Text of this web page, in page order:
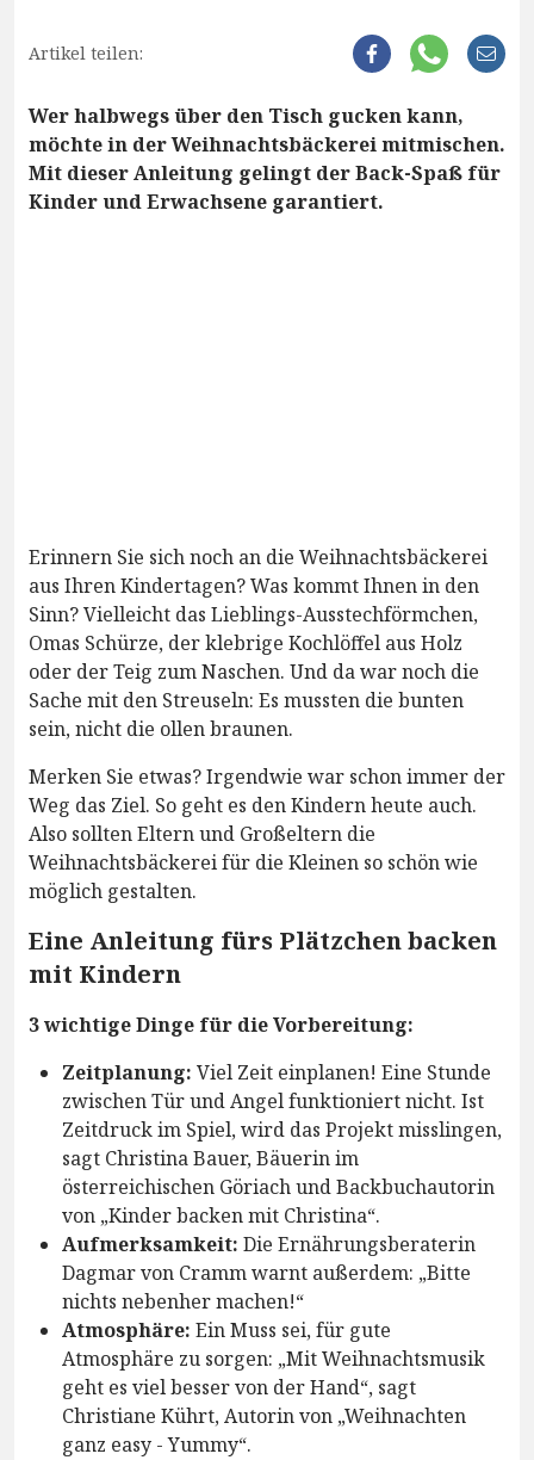
Artikel teilen:
Wer halbwegs über den Tisch gucken kann,
möchte in der Weihnachtsbäckerei mitmischen.
Mit dieser Anleitung gelingt der Back-Spaß für
Kinder und Erwachsene garantiert.
Erinnern Sie sich noch an die Weihnachtsbäckerei
aus Ihren Kindertagen? Was kommt Ihnen in den
Sinn? Vielleicht das Lieblings-Ausstechförmchen,
Omas Schürze, der klebrige Kochlöffel aus Holz
oder der Teig zum Naschen. Und da war noch die
Sache mit den Streuseln: Es mussten die bunten
sein, nicht die ollen braunen.
Merken Sie etwas? Irgendwie war schon immer der
Weg das Ziel. So geht es den Kindern heute auch.
Also sollten Eltern und Großeltern die
Weihnachtsbäckerei für die Kleinen so schön wie
möglich gestalten.
Eine Anleitung fürs Plätzchen backen
mit Kindern
3 wichtige Dinge für die Vorbereitung:
Zeitplanung: Viel Zeit einplanen! Eine Stunde
zwischen Tür und Angel funktioniert nicht. Ist
Zeitdruck im Spiel, wird das Projekt misslingen,
sagt Christina Bauer, Bäuerin im
österreichischen Göriach und Backbuchautorin
von „Kinder backen mit Christina“.
Aufmerksamkeit: Die Ernährungsberaterin
Dagmar von Cramm warnt außerdem: „Bitte
nichts nebenher machen!“
Atmosphäre: Ein Muss sei, für gute
Atmosphäre zu sorgen: „Mit Weihnachtsmusik
geht es viel besser von der Hand“, sagt
Christiane Kührt, Autorin von „Weihnachten
ganz easy - Yummy“.